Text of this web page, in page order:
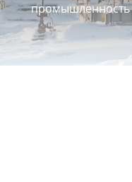
промышленность